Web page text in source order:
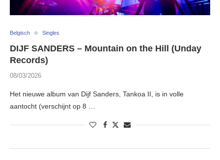
Belgisch Singles
DIJF SANDERS – Mountain on the Hill (Unday
Records)
08/03/2026
Het nieuwe album van Dijf Sanders, Tankoa II, is in volle
aantocht (verschijnt op 8 …